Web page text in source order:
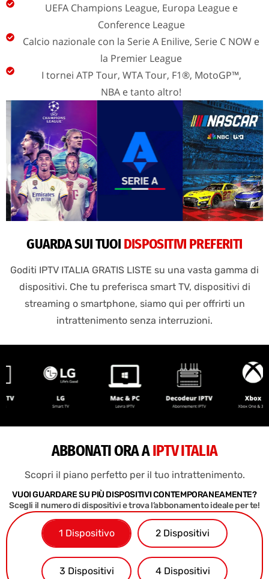
UEFA Champions League, Europa League e
Conference League
Calcio nazionale con la Serie A Enilive, Serie C NOW e
la Premier League
I tornei ATP Tour, WTA Tour, F1®, MotoGP™,
NBA e tanto altro!
GUARDA SUI TUOI DISPOSITIVI PREFERITI
Goditi IPTV ITALIA GRATIS LISTE su una vasta gamma di
dispositivi. Che tu preferisca smart TV, dispositivi di
streaming o smartphone, siamo qui per offrirti un
intrattenimento senza interruzioni.
ABBONATI ORA AIPTV ITALIA
Scopri il piano perfetto per il tuo intrattenimento.
VUOI GUARDARE SU PIÙ DISPOSITIVI CONTEMPORANEAMENTE?
Scegli il numero di dispositivi e trova l’abbonamento ideale per te!
1 Dispositivo 2 Dispositivi
3 Dispositivi 4 Dispositivi